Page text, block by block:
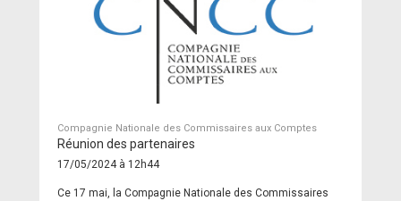
Compagnie Nationale des Commissaires aux Comptes
Réunion des partenaires
17/05/2024 à 12h44
Ce 17 mai, la Compagnie Nationale des Commissaires